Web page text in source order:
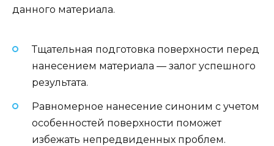
данного материала.
Тщательная подготовка поверхности перед
нанесением материала — залог успешного
результата.
Равномерное нанесение синоним с учетом
особенностей поверхности поможет
избежать непредвиденных проблем.